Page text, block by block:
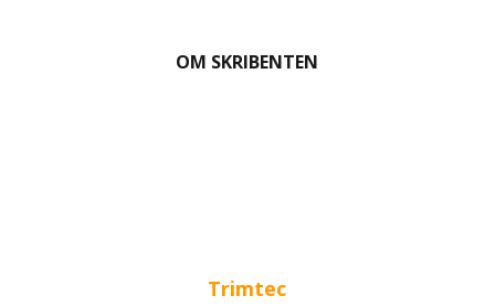
OM SKRIBENTEN
Trimtec